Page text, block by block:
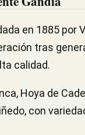
en 1885 por
tras
calidad.
Hoya de
con